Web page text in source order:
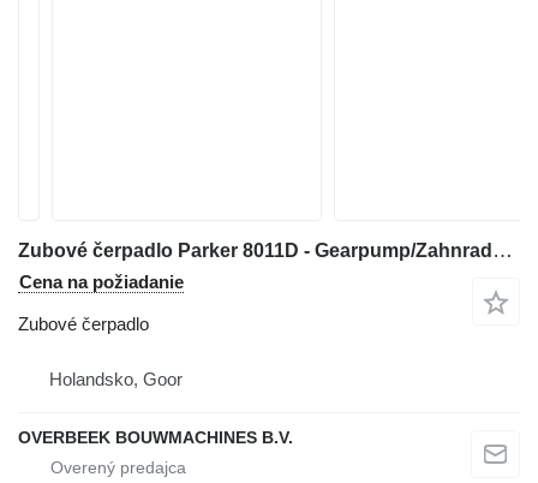
Zubové čerpadlo Parker 8011D - Gearpump/Zahnradpumpe/Tandwielpomp na stavebného stroja
Cena na požiadanie
Zubové čerpadlo
Holandsko, Goor
OVERBEEK BOUWMACHINES B.V.